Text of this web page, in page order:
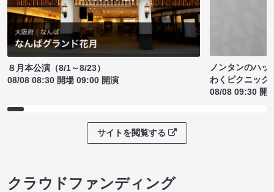
８月本公演（8/1～8/23）
08/08 08:30 開場 09:00 開演
ノンタンのハッ
わくピクニック
08/08 09:30 開
サイトを閲覧する
クラウドファンディング